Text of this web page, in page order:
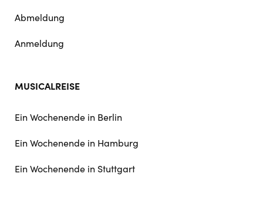
Abmeldung
Anmeldung
MUSICALREISE
Ein Wochenende in Berlin
Ein Wochenende in Hamburg
Ein Wochenende in Stuttgart